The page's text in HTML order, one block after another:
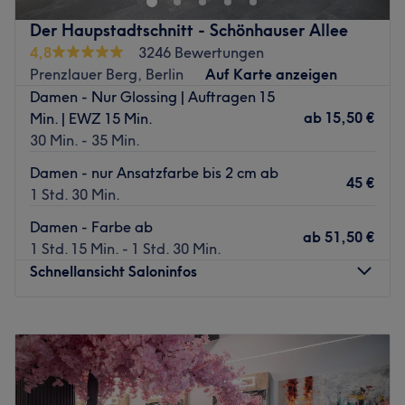
Zurück zur Salonansicht
Der Haupstadtschnitt - Schönhauser Allee
4,8
3246 Bewertungen
Prenzlauer Berg, Berlin
Auf Karte anzeigen
Damen - Nur Glossing | Auftragen 15
Min. | EWZ 15 Min.
30 Min. - 35 Min.
ab 15,50 €
Damen - nur Ansatzfarbe bis 2 cm ab
1 Std. 30 Min.
45 €
Damen - Farbe ab
1 Std. 15 Min. - 1 Std. 30 Min.
ab 51,50 €
Schnellansicht Saloninfos
Dienstag
09:00–20:00
Mittwoch
Donnerstag
09:00– 20:00